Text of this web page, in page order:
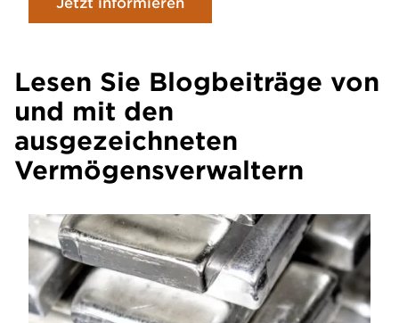
Lesen Sie Blogbeiträge von
und mit den
ausgezeichneten
Vermögensverwaltern